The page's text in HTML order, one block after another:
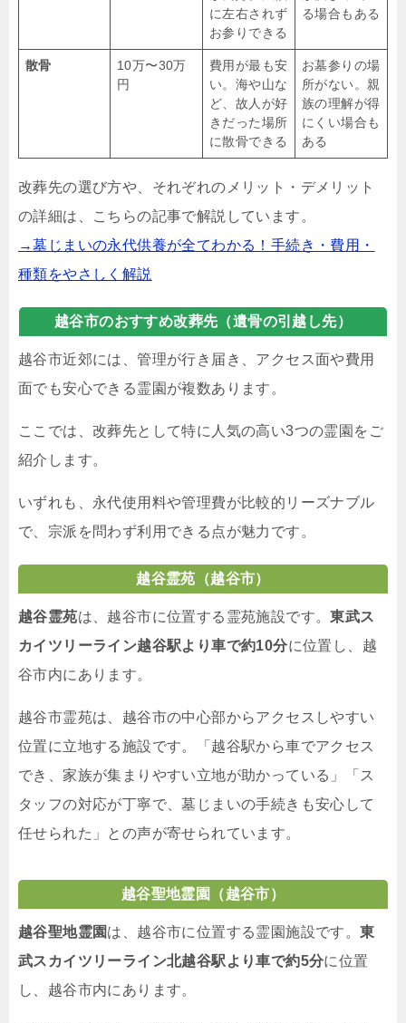
に左右されず
お参りできる
る場合もある
散骨
10万〜30万
円
費用が最も安
い。海や山な
ど、故人が好
きだった場所
に散骨できる
お墓参りの場
所がない。親
族の理解が得
にくい場合も
ある
改葬先の選び方や、それぞれのメリット・デメリット
の詳細は、こちらの記事で解説しています。
→墓じまいの永代供養が全てわかる！手続き・費用・
種類をやさしく解説
越谷市のおすすめ改葬先（遺骨の引越し先）
越谷市近郊には、管理が行き届き、アクセス面や費用
面でも安心できる霊園が複数あります。
ここでは、改葬先として特に人気の高い3つの霊園をご
紹介します。
いずれも、永代使用料や管理費が比較的リーズナブル
で、宗派を問わず利用できる点が魅力です。
越谷霊苑（越谷市）
越谷霊苑は、越谷市に位置する霊苑施設です。東武ス
カイツリーライン越谷駅より車で約10分に位置し、越
谷市内にあります。
越谷市霊苑は、越谷市の中心部からアクセスしやすい
位置に立地する施設です。「越谷駅から車でアクセス
でき、家族が集まりやすい立地が助かっている」「ス
タッフの対応が丁寧で、墓じまいの手続きも安心して
任せられた」との声が寄せられています。
越谷聖地霊園（越谷市）
越谷聖地霊園は、越谷市に位置する霊園施設です。東
武スカイツリーライン北越谷駅より車で約5分に位置
し、越谷市内にあります。